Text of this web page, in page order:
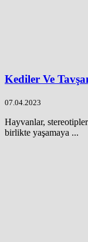
Kediler Ve
07.04.2023
Hayvanlar,
birlikte yaşamaya ...